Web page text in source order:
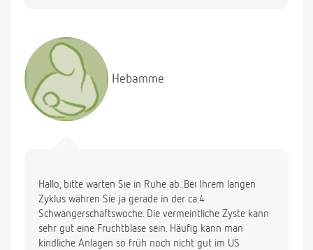
Hebamme
Hallo, bitte warten Sie in Ruhe ab. Bei Ihrem langen
Zyklus währen Sie ja gerade in der ca.4
Schwangerschaftswoche. Die vermeintliche Zyste kann
sehr gut eine Fruchtblase sein. Häufig kann man
kindliche Anlagen so früh noch nicht gut im US